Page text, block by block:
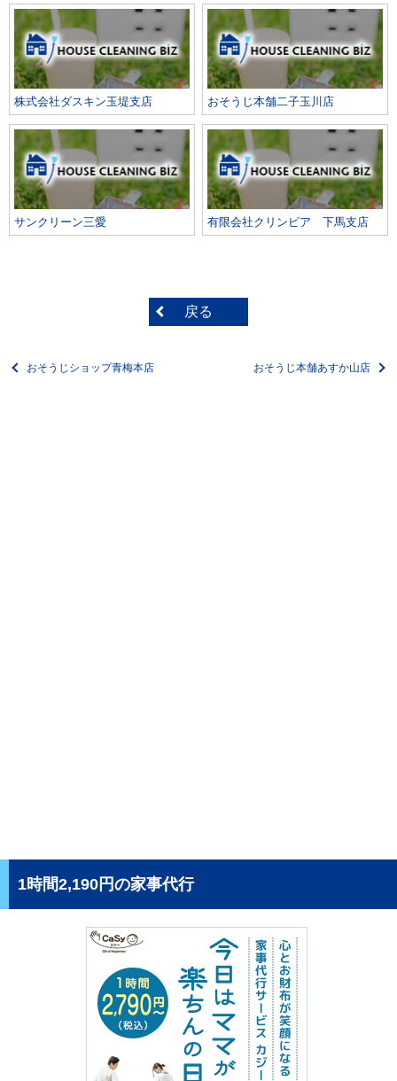
株式会社ダスキン玉堤支店 おそうじ本舗二子玉川店
サンクリーン三愛 有限会社クリンピア 下馬支店
戻る
おそうじショップ青梅本店 おそうじ本舗あすか山店
1時間2,190円の家事代行